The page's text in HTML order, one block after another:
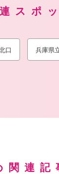
スポ
口 兵庫県
関連記